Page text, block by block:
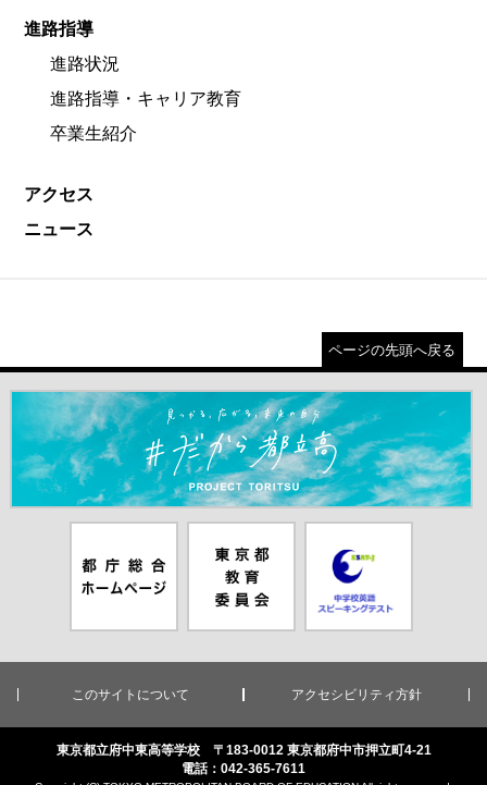
進路指導
進路状況
進路指導・キャリア教育
卒業生紹介
アクセス
ニュース
ページの先頭へ戻る
＃だから都立高（別ウインドウが開きます）
ムページ（別
ウインドウが
員会（別ウイ
ンドウが開き
ピーキングテ
スト（別ウイ
ンドウが開き
このサイトについて アクセシビリティ方針
東京都立府中東高等学校 〒183-0012 東京都府中市押立町4-21
電話：042-365-7611